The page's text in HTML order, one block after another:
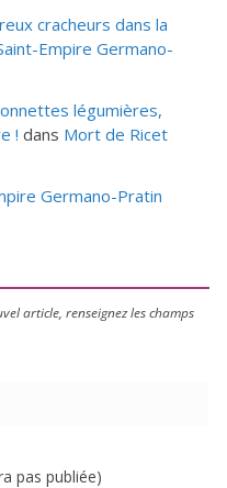
cracheurs dans la
Empire Germano-
légumières,
! dans Mort de Ricet
Germano-Pratin
article, ren­sei­gnez les champs
pas publiée)